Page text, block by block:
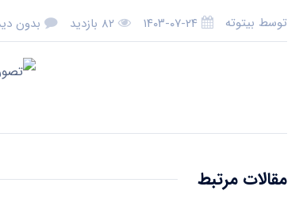
توسط بیتوته ۱۴۰۳-۰۷-۲۴ ۸۲ بازدید بدون
مقالات مرتبط